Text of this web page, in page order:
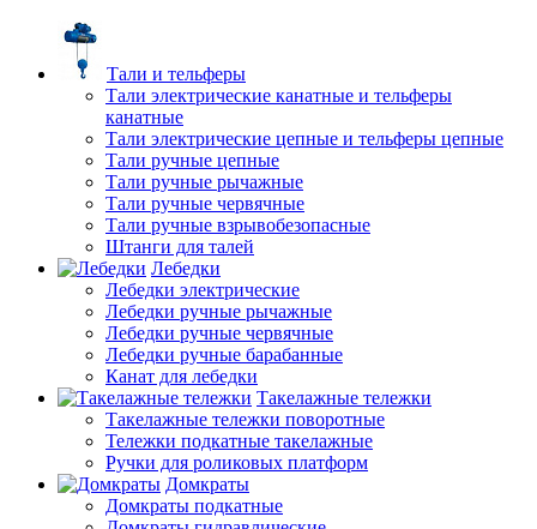
Тали и тельферы
Тали электрические канатные и тельферы
канатные
Тали электрические цепные и тельферы цепные
Тали ручные цепные
Тали ручные рычажные
Тали ручные червячные
Тали ручные взрывобезопасные
Штанги для талей
Лебедки
Лебедки электрические
Лебедки ручные рычажные
Лебедки ручные червячные
Лебедки ручные барабанные
Канат для лебедки
Такелажные тележки
Такелажные тележки поворотные
Тележки подкатные такелажные
Ручки для роликовых платформ
Домкраты
Домкраты подкатные